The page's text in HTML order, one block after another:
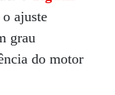
ajuste
grau
do motor